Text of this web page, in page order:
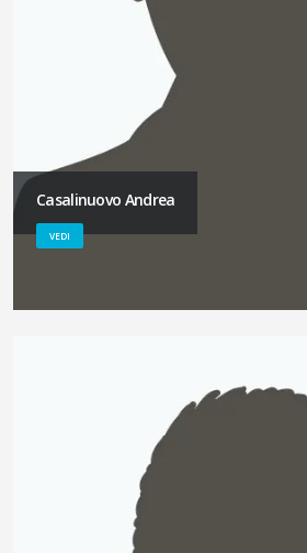
Casalinuovo Andrea
VEDI